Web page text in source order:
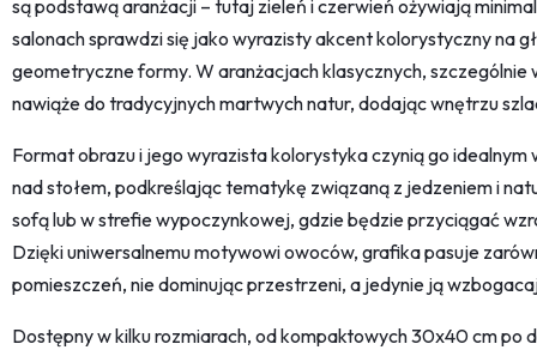
są podstawą aranżacji – tutaj zieleń i czerwień ożywiają
salonach sprawdzi się jako wyrazisty akcent kolorystyczny na
geometryczne formy. W aranżacjach klasycznych, szczególnie
nawiąże do tradycyjnych martwych natur, dodając wnętrzu
Format obrazu i jego wyrazista kolorystyka czynią go idealnym
nad stołem, podkreślając tematykę związaną z jedzeniem i
sofą lub w strefie wypoczynkowej, gdzie będzie przyciągać
Dzięki uniwersalnemu motywowi owoców, grafika pasuje
pomieszczeń, nie dominując przestrzeni, a jedynie ją
Dostępny w kilku rozmiarach, od kompaktowych 30x40 cm po